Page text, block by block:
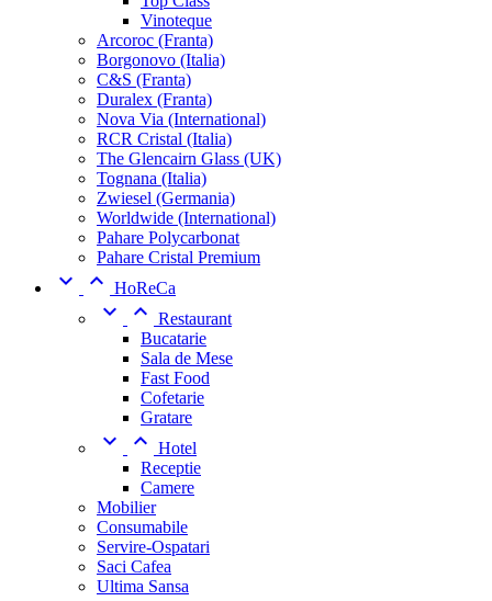
Vinoteque
Arcoroc (Franta)
Borgonovo (Italia)
C&S (Franta)
Duralex (Franta)
Nova Via (International)
RCR Cristal (Italia)
The Glencairn Glass (UK)
Tognana (Italia)
Zwiesel (Germania)
Worldwide (International)
Pahare Polycarbonat
Pahare Cristal Premium
  HoReCa
  Restaurant
Bucatarie
Sala de Mese
Fast Food
Cofetarie
Gratare
  Hotel
Receptie
Camere
Mobilier
Consumabile
Servire-Ospatari
Saci Cafea
Ultima Sansa